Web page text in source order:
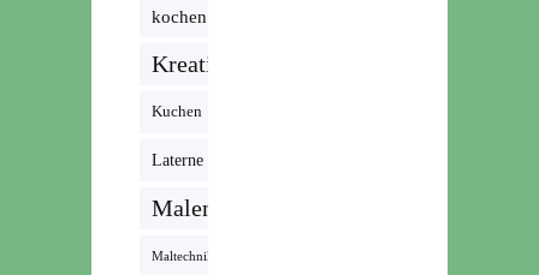
kochen
Kreativ
Kuchen
Laterne
Malen
Maltechnik